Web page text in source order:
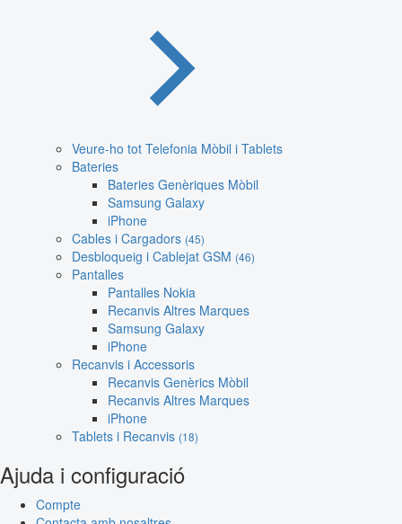
Veure-ho tot Telefonia Mòbil i Tablets
Bateries
Bateries Genèriques Mòbil
Samsung Galaxy
iPhone
Cables i Cargadors (45)
Desbloqueig i Cablejat GSM (46)
Pantalles
Pantalles Nokia
Recanvis Altres Marques
Samsung Galaxy
iPhone
Recanvis i Accessoris
Recanvis Genèrics Mòbil
Recanvis Altres Marques
iPhone
Tablets i Recanvis (18)
Ajuda i configuració
Compte